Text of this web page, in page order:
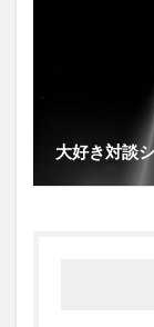
大好き対談